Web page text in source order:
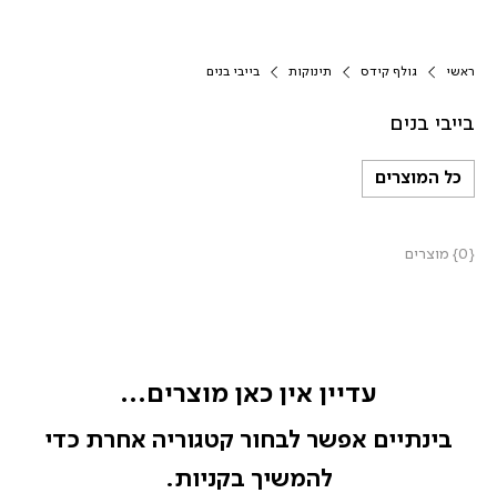
ראשי גולף קידס תינוקות בייבי בנים
בייבי בנים
כל המוצרים
{0} מוצרים
עדיין אין כאן מוצרים...
בינתיים אפשר לבחור קטגוריה אחרת כדי
להמשיך בקניות.